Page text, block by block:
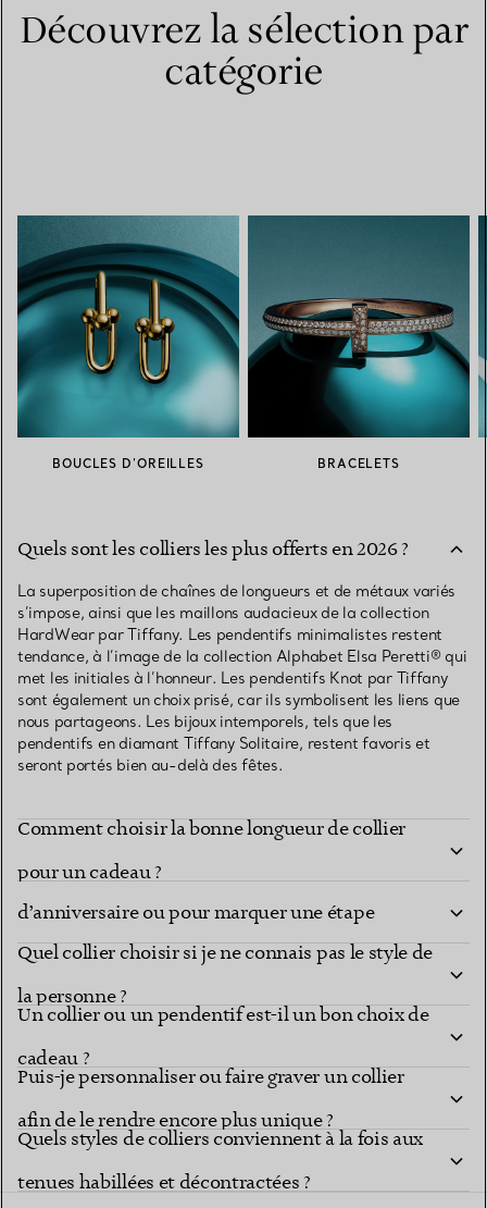
Découvrez la sélection par
catégorie
BOUCLES D’OREILLES BRACELETS
Quels sont les colliers les plus offerts en 2026 ?
La superposition de chaînes de longueurs et de métaux variés
s’impose, ainsi que les maillons audacieux de la collection
HardWear par Tiffany. Les pendentifs minimalistes restent
tendance, à l’image de la collection Alphabet Elsa Peretti® qui
met les initiales à l’honneur. Les pendentifs Knot par Tiffany
sont également un choix prisé, car ils symbolisent les liens que
nous partageons. Les bijoux intemporels, tels que les
pendentifs en diamant Tiffany Solitaire, restent favoris et
seront portés bien au-delà des fêtes.
Comment choisir la bonne longueur de collier
pour un cadeau ?
Quel collier choisir pour un cadeau
d’anniversaire ou pour marquer une étape
importante ?
Quel collier choisir si je ne connais pas le style de
la personne ?
Un collier ou un pendentif est-il un bon choix de
cadeau ?
Puis-je personnaliser ou faire graver un collier
afin de le rendre encore plus unique ?
Quels styles de colliers conviennent à la fois aux
tenues habillées et décontractées ?